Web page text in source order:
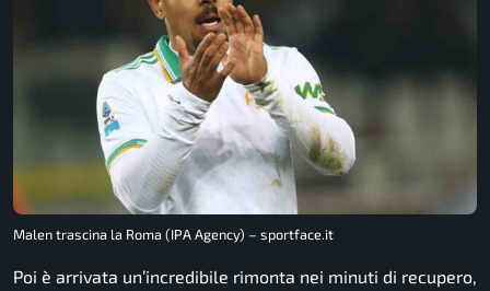
Malen trascina la Roma (IPA Agency) – sportface.it
Poi è arrivata un’incredibile rimonta nei minuti di recupero,